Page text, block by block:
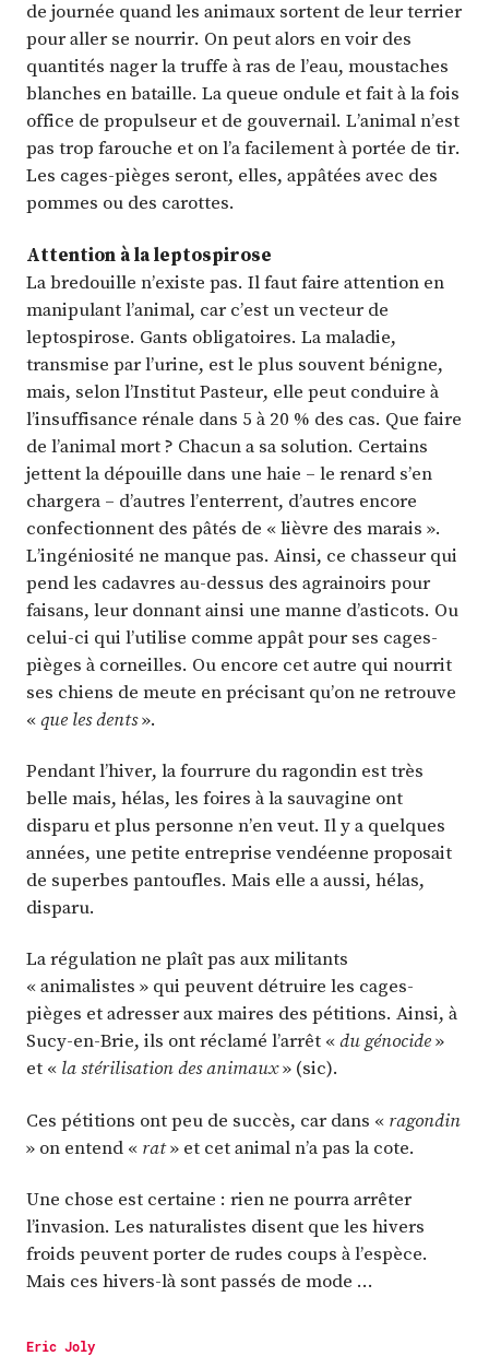
de journée quand les animaux sortent de leur terrier
pour aller se nourrir. On peut alors en voir des
quantités nager la truffe à ras de l’eau, moustaches
blanches en bataille. La queue ondule et fait à la fois
office de propulseur et de gouvernail. L’animal n’est
pas trop farouche et on l’a facilement à portée de tir.
Les cages-pièges seront, elles, appâtées avec des
pommes ou des carottes.
Attention à la leptospirose
La bredouille n’existe pas. Il faut faire attention en
manipulant l’animal, car c’est un vecteur de
leptospirose. Gants obligatoires. La maladie,
transmise par l’urine, est le plus souvent bénigne,
mais, selon l’Institut Pasteur, elle peut conduire à
l’insuffisance rénale dans 5 à 20 % des cas. Que faire
de l’animal mort ? Chacun a sa solution. Certains
jettent la dépouille dans une haie – le renard s’en
chargera – d’autres l’enterrent, d’autres encore
confectionnent des pâtés de « lièvre des marais ».
L’ingéniosité ne manque pas. Ainsi, ce chasseur qui
pend les cadavres au-dessus des agrainoirs pour
faisans, leur donnant ainsi une manne d’asticots. Ou
celui-ci qui l’utilise comme appât pour ses cages-
pièges à corneilles. Ou encore cet autre qui nourrit
ses chiens de meute en précisant qu’on ne retrouve
«que les dents».
Pendant l’hiver, la fourrure du ragondin est très
belle mais, hélas, les foires à la sauvagine ont
disparu et plus personne n’en veut. Il y a quelques
années, une petite entreprise vendéenne proposait
de superbes pantoufles. Mais elle a aussi, hélas,
disparu.
La régulation ne plaît pas aux militants
« animalistes » qui peuvent détruire les cages-
pièges et adresser aux maires des pétitions. Ainsi, à
Sucy-en-Brie, ils ont réclamé l’arrêt «du génocide»
et « la stérilisation des animaux» (sic).
Ces pétitions ont peu de succès, car dans « ragondin
» on entend « rat» et cet animal n’a pas la cote.
Une chose est certaine : rien ne pourra arrêter
l’invasion. Les naturalistes disent que les hivers
froids peuvent porter de rudes coups à l’espèce.
Mais ces hivers-là sont passés de mode …
Eric Joly